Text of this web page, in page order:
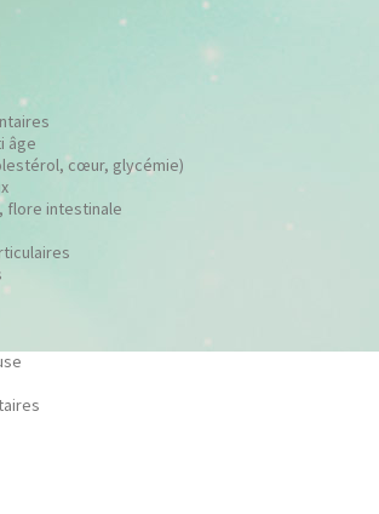
âge
cœur, glycémie)
flore intestinale